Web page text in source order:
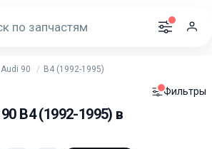
Audi 90 B4 (1992-1995)
Фильтры
B4 (1992-1995) в